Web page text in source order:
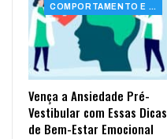
COMPORTAMENTO E SAÚDE
Vença a Ansiedade Pré-
Vestibular com Essas Dicas
de Bem-Estar Emocional